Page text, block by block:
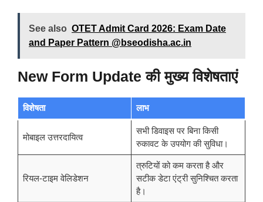
See also OTET Admit Card 2026: Exam Date
and Paper Pattern @bseodisha.ac.in
New Form Update की मुख्य विशेषताएं
विशेषता लाभ
मोबाइल उत्तरदायित्व
सभी डिवाइस पर बिना किसी
रुकावट के उपयोग की सुविधा।
रियल-टाइम वेलिडेशन
त्रुटियों को कम करता है और
सटीक डेटा एंट्री सुनिश्चित करता
है।